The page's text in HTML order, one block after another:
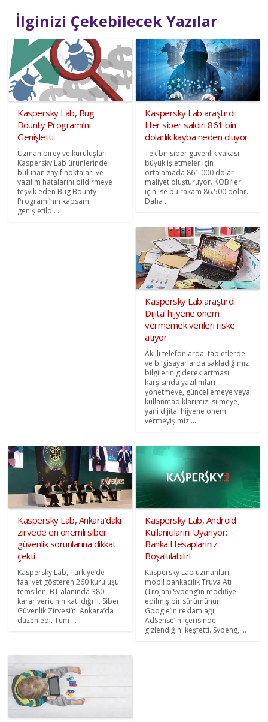
İlginizi Çekebilecek Yazılar
Kaspersky Lab, Bug
Bounty Programı’nı
Genişletti
Uzman birey ve kuruluşları
Kaspersky Lab ürünlerinde
bulunan zayıf noktaları ve
yazılım hatalarını bildirmeye
teşvik eden Bug Bounty
Programı’nın kapsamı
genişletildi. ...
Kaspersky Lab araştırdı:
Her siber saldırı 861 bin
dolarlık kayba neden oluyor
Tek bir siber güvenlik vakası
büyük işletmeler için
ortalamada 861.000 dolar
maliyet oluşturuyor. KOBİ’ler
için ise bu rakam 86.500 dolar.
Daha ...
Kaspersky Lab araştırdı:
Dijital hijyene önem
vermemek verileri riske
atıyor
Akıllı telefonlarda, tabletlerde
ve bilgisayarlarda sakladığımız
bilgilerin giderek artması
karşısında yazılımları
yönetmeye, güncellemeye veya
kullanmadıklarımızı silmeye,
yani dijital hijyene önem
vermeyişimiz ...
Kaspersky Lab, Ankara’daki
zirvede en önemli siber
güvenlik sorunlarına dikkat
çekti
Kaspersky Lab, Türkiye’de
faaliyet gösteren 260 kuruluşu
temsilen, BT alanında 380
karar vericinin katıldığı II. Siber
Güvenlik Zirvesi’ni Ankara’da
düzenledi. Tüm ...
Kaspersky Lab, Android
Kullanıcılarını Uyarıyor:
Banka Hesaplarınız
Boşaltılabilir!
Kaspersky Lab uzmanları,
mobil bankacılık Truva Atı
(Trojan) Svpeng’in modifiye
edilmiş bir sürümünün
Google’ın reklam ağı
AdSense’in içerisinde
gizlendiğini keşfetti. Svpeng, ...